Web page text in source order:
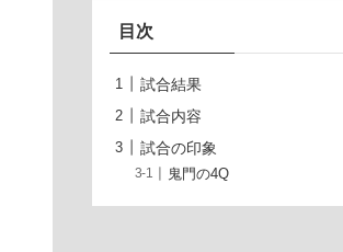
目次
試合結果
試合内容
試合の印象
鬼門の4Q